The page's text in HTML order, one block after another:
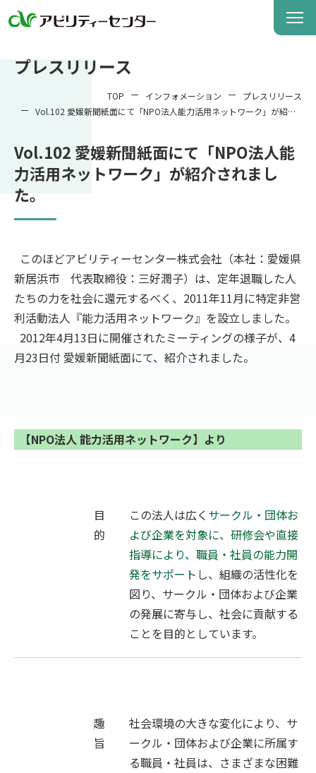
プレスリリース
TOP インフォメーション
プレスリリース
Vol.102 愛媛新聞紙面にて「NPO法人能力活用ネットワーク」が紹介
Vol.102 愛媛新聞紙面にて「NPO法人能
力活用ネットワーク」が紹介されまし
た。
このほどアビリティーセンター株式会社（本社：愛媛県
新居浜市 代表取締役：三好潤子）は、定年退職した人
たちの力を社会に還元するべく、2011年11月に特定非営
利活動法人『能力活用ネットワーク』を設立しました。
2012年4月13日に開催されたミーティングの様子が、4
月23日付 愛媛新聞紙面にて、紹介されました。
【NPO法人 能力活用ネットワーク】より
目
的
この法人は広く サークル・団体お
よび企業を対象に、研修会や直接
指導により、職員・社員の能力開
発をサポート し、組織の活性化を
図り、サークル・団体および企業
の発展に寄与し、社会に貢献する
ことを目的としています。
趣
旨
社会環境の大きな変化により、サ
ークル・団体および企業に所属す
る職員・社員は、さまざまな困難